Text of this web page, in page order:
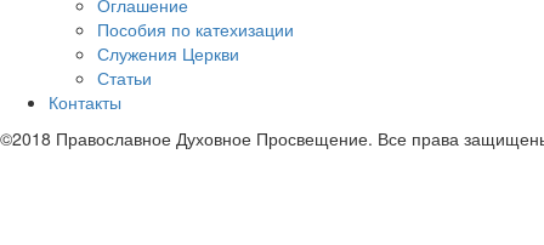
Оглашение
Пособия по катехизации
Служения Церкви
Статьи
Контакты
©2018 Православное Духовное Просвещение. Все права